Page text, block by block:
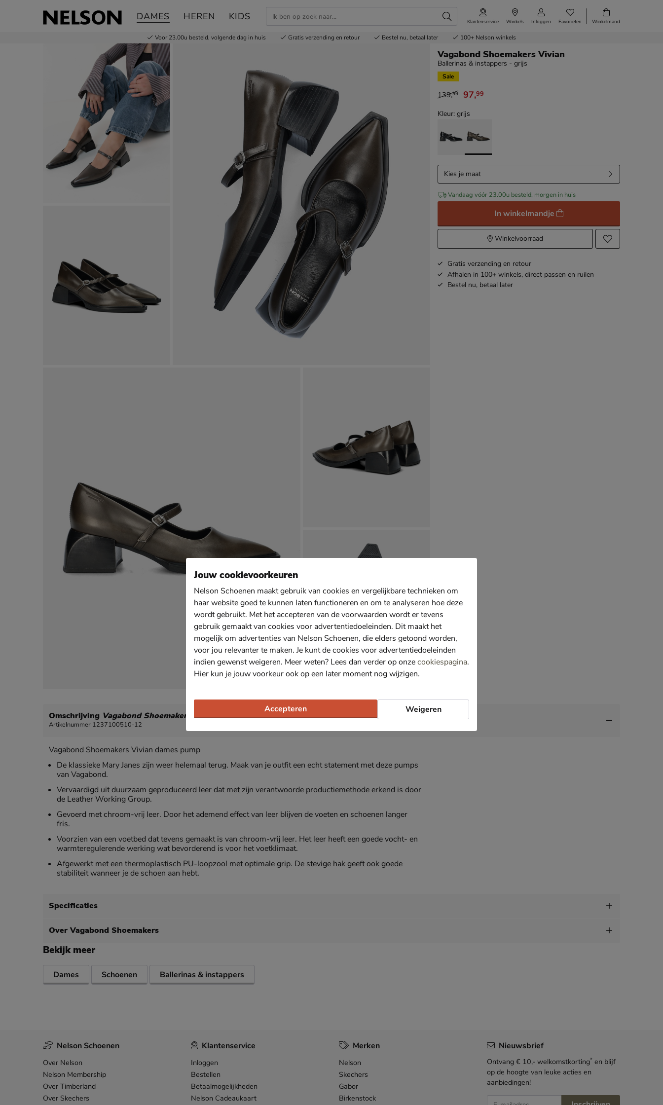
DAMES HEREN KIDS Klantenservice Winkels Inloggen Favorieten Winkelmand
Voor 23.00u besteld, volgende dag in huis Gratis verzending en retour Bestel nu, betaal later 100+ Nelson winkels
Vagabond Shoemakers Vivian
Ballerinas & instappers
Product media galerij Vagabond Shoemakers Vivian
Ballerinas & instappers - grijs
Sale
van € 139,99 voor € 97,99
139,99 97,99
Kleur: grijs
Kies je maat
Vandaag vóór 23.00u besteld, morgen in huis
In winkelmandje
Winkelvoorraad
Gratis verzending en retour
Afhalen in 100+ winkels, direct passen en ruilen
Bestel nu, betaal later
Omschrijving Vagabond Shoemakers Vivian
Artikelnummer 1237100510-12
Vagabond Shoemakers Vivian dames pump
De klassieke Mary Janes zijn weer helemaal terug. Maak van je outfit een echt statement met deze pumps
van Vagabond.
Vervaardigd uit duurzaam geproduceerd leer dat met zijn verantwoorde productiemethode erkend is door
de Leather Working Group.
Gevoerd met chroom-vrij leer. Door het ademend effect van leer blijven de voeten en schoenen langer
fris.
Voorzien van een voetbed dat tevens gemaakt is van chroom-vrij leer. Het leer heeft een goede vocht- en
warmteregulerende werking wat bevorderend is voor het voetklimaat.
Afgewerkt met een thermoplastisch PU-loopzool met optimale grip. De stevige hak geeft ook goede
stabiliteit wanneer je de schoen aan hebt.
Specificaties
Over Vagabond Shoemakers
Bekijk meer
Dames Schoenen Ballerinas & instappers
Nelson Schoenen
Over Nelson
Nelson Membership
Over Timberland
Over Skechers
Klantenservice
Inloggen
Bestellen
Betaalmogelijkheden
Nelson Cadeaukaart
Merken
Nelson
Skechers
Gabor
Birkenstock
Nieuwsbrief
Ontvang € 10,- welkomstkorting* en blijf
op de hoogte van leuke acties en
aanbiedingen!
Jouw cookievoorkeuren
Nelson Schoenen maakt gebruik van cookies en vergelijkbare technieken om
haar website goed te kunnen laten functioneren en om te analyseren hoe deze
wordt gebruikt. Met het accepteren van de voorwaarden wordt er tevens
gebruik gemaakt van cookies voor advertentiedoeleinden. Dit maakt het
mogelijk om advertenties van Nelson Schoenen, die elders getoond worden,
voor jou relevanter te maken. Je kunt de cookies voor advertentiedoeleinden
indien gewenst weigeren. Meer weten? Lees dan verder op onzecookiespagina.
Hier kun je jouw voorkeur ook op een later moment nog wijzigen.
Accepteren Weigeren